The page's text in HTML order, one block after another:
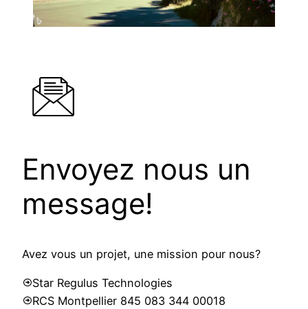
Envoyez nous un
message!
Avez vous un projet, une mission pour nous?
Star Regulus Technologies
RCS Montpellier 845 083 344 00018